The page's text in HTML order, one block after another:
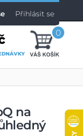
Přihlásit se
0
na